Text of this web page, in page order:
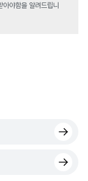
아야함을 알려드립니